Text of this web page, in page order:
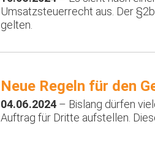
Umsatzsteuerrecht aus. Der
gelten.
Neue Regeln für den
04.06.2024 – Bislang dürfen
Auftrag für Dritte aufstellen.